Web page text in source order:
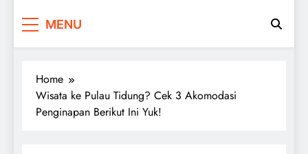
MENU
Home
Wisata ke Pulau Tidung? Cek 3 Akomodasi
Penginapan Berikut Ini Yuk!